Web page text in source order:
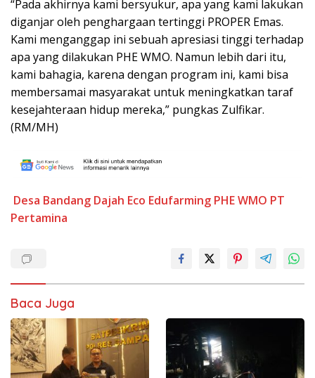
“Pada akhirnya kami bersyukur, apa yang kami lakukan
diganjar oleh penghargaan tertinggi PROPER Emas.
Kami menganggap ini sebuah apresiasi tinggi terhadap
apa yang dilakukan PHE WMO. Namun lebih dari itu,
kami bahagia, karena dengan program ini, kami bisa
membersamai masyarakat untuk meningkatkan taraf
kesejahteraan hidup mereka,” pungkas Zulfikar.
(RM/MH)
Desa Bandang Dajah Eco Edufarming PHE WMO PT
Pertamina
Baca Juga